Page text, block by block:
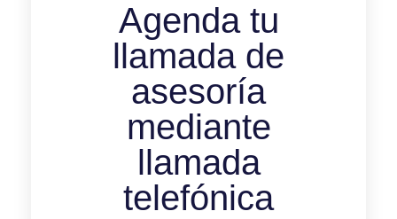
Agenda tu
llamada de
asesoría
mediante
llamada
telefónica